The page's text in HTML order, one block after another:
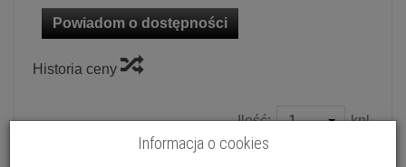
Powiadom o dostępności
Historia ceny
Ilość: kpl.
Cena katalogowa:
Informacja o cookies